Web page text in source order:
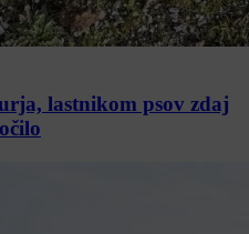
lastnikom psov zdaj